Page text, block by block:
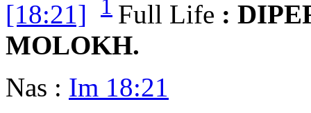
[18:21]
1 Full Life :
MOLOKH.
Nas : Im 18:21